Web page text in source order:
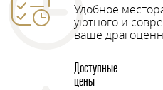
Удобное
уютного и
ваше
Доступные
цены